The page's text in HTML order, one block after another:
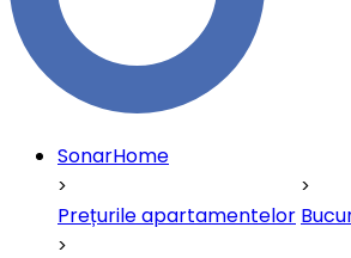
SonarHome
Prețurile apartamentelor